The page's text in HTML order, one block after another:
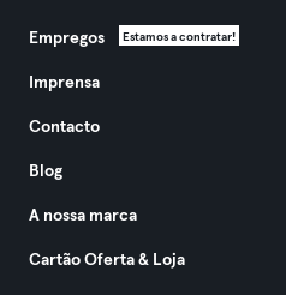
Empregos Estamos a contratar!
Imprensa
Contacto
Blog
A nossa marca
Cartão Oferta & Loja